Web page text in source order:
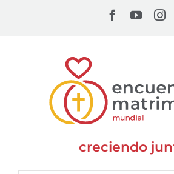
Facebook
creciendo